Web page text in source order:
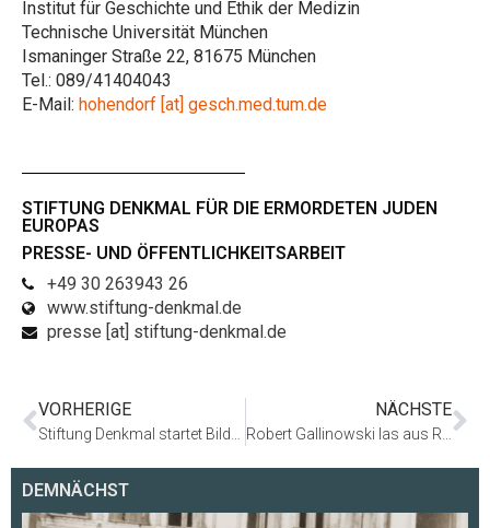
Institut für Geschichte und Ethik der Medizin
Technische Universität München
Ismaninger Straße 22, 81675 München
Tel.: 089/41404043
E-Mail: hohendorf [at] gesch.med.tum.de
STIFTUNG DENKMAL FÜR DIE ERMORDETEN JUDEN
EUROPAS
PRESSE- UND ÖFFENTLICHKEITSARBEIT
+49 30 263943 26
www.stiftung-denkmal.de
presse [at] stiftung-denkmal.de
VORHERIGE NÄCHSTE
DEMNÄCHST